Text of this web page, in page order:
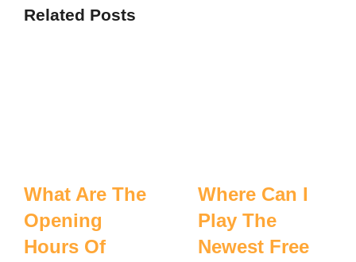
Related Posts
What Are The
Opening
Hours Of
Where Can I
Play The
Newest Free